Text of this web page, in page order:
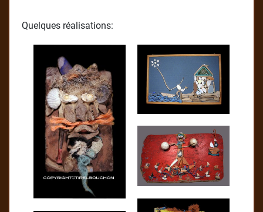
Quelques réalisations: